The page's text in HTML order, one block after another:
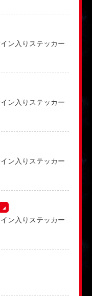
ン入りステッカー
ン入りステッカー
ン入りステッカー
ン入りステッカー